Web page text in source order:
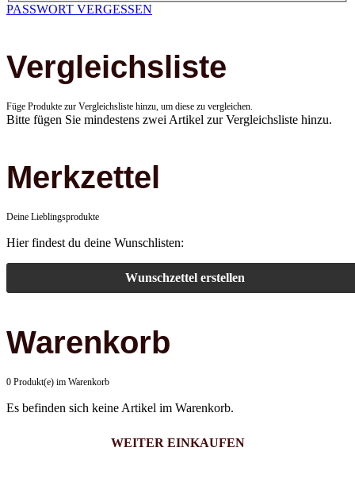
PASSWORT VERGESSEN
Vergleichsliste
Füge Produkte zur Vergleichsliste hinzu, um diese zu vergleichen.
Bitte fügen Sie mindestens zwei Artikel zur Vergleichsliste hinzu.
Merkzettel
Deine Lieblingsprodukte
Hier findest du deine Wunschlisten:
Wunschzettel erstellen
Warenkorb
0 Produkt(e) im Warenkorb
Es befinden sich keine Artikel im Warenkorb.
WEITER EINKAUFEN